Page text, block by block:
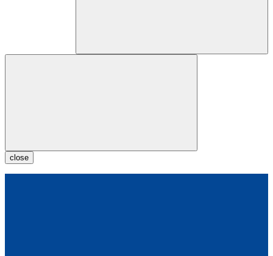
close